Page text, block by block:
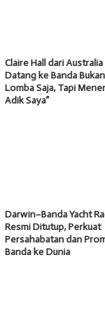
Claire Hall dari Australia
Datang ke Banda
Lomba Saja, Tapi
Adik Saya”
Darwin–Banda Yacht
Resmi Ditutup, Perkuat
Persahabatan dan
Banda ke Dunia